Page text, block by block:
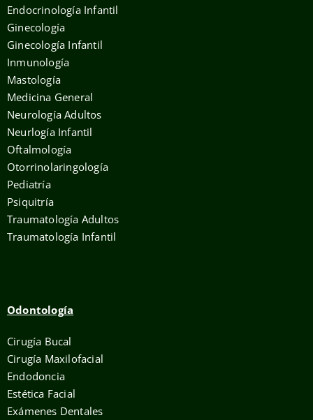
Endocrinología Infantil
Ginecología
Ginecología Infantil
Inmunología
Mastología
Medicina General
Neurología Adultos
Neurlogía Infantil
Oftalmología
Otorrinolaringología
Pediatría
Psiquitría
Traumatología Adultos
Traumatología Infantil
Odontología
Cirugía Bucal
Cirugía Maxilofacial
Endodoncia
Estética Facial
Exámenes Dentales